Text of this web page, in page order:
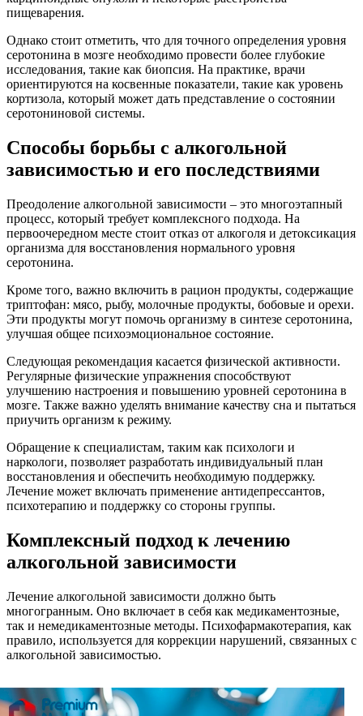
пищеварения.
Однако стоит отметить, что для точного определения уровня
серотонина в мозге необходимо провести более глубокие
исследования, такие как биопсия. На практике, врачи
ориентируются на косвенные показатели, такие как уровень
кортизола, который может дать представление о состоянии
серотониновой системы.
Способы борьбы с алкогольной
зависимостью и его последствиями
Преодоление алкогольной зависимости – это многоэтапный
процесс, который требует комплексного подхода. На
первоочередном месте стоит отказ от алкоголя и детоксикация
организма для восстановления нормального уровня
серотонина.
Кроме того, важно включить в рацион продукты, содержащие
триптофан: мясо, рыбу, молочные продукты, бобовые и орехи.
Эти продукты могут помочь организму в синтезе серотонина,
улучшая общее психоэмоциональное состояние.
Следующая рекомендация касается физической активности.
Регулярные физические упражнения способствуют
улучшению настроения и повышению уровней серотонина в
мозге. Также важно уделять внимание качеству сна и пытаться
приучить организм к режиму.
Обращение к специалистам, таким как психологи и
наркологи, позволяет разработать индивидуальный план
восстановления и обеспечить необходимую поддержку.
Лечение может включать применение антидепрессантов,
психотерапию и поддержку со стороны группы.
Комплексный подход к лечению
алкогольной зависимости
Лечение алкогольной зависимости должно быть
многогранным. Оно включает в себя как медикаментозные,
так и немедикаментозные методы. Психофармакотерапия, как
правило, используется для коррекции нарушений, связанных с
алкогольной зависимостью.